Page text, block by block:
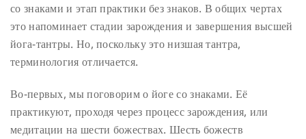
со знаками и этап практики без знаков. В общих чертах
это напоминает стадии зарождения и завершения высшей
йога-тантры. Но, поскольку это низшая тантра,
терминология отличается.
Во-первых, мы поговорим о йоге со знаками. Её
практикуют, проходя через процесс зарождения, или
медитации на шести божествах. Шесть божеств